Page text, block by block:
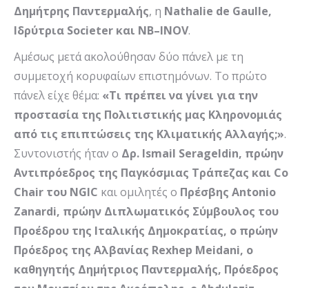
Δημήτρης Παντερμαλής, η Νathalie de Gaulle,
Ιδρύτρια Societer και NB–INOV.
Αμέσως μετά ακολούθησαν δύο πάνελ με τη
συμμετοχή κορυφαίων επιστημόνων. To πρώτο
πάνελ είχε θέμα: «Τι πρέπει να γίνει για την
προστασία της Πολιτιστικής μας Κληρονομιάς
από τις επιπτώσεις της Κλιματικής Αλλαγής;».
Συντονιστής ήταν ο Δρ. Ismail Serageldin, πρώην
Αντιπρόεδρος της Παγκόσμιας Τράπεζας και Co
Chair του NGIC και ομιλητές ο Πρέσβης Antonio
Zanardi, πρώην Διπλωματικός Σύμβουλος του
Προέδρου της Ιταλικής Δημοκρατίας, ο πρώην
Πρόεδρος της Αλβανίας Rexhep Meidani, ο
καθηγητής Δημήτριος Παντερμαλής, Πρόεδρος